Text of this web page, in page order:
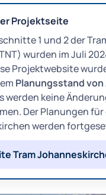
Projektseite
1 und 2 der
wurden im Juli
Projektwebsite
Planungsstand von
werden keine
Der Planungen für
werden
Tram